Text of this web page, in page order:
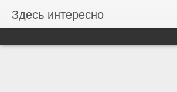
Здесь интересно